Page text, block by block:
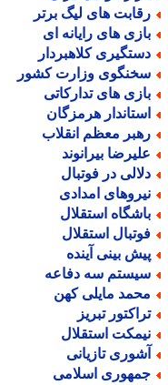
های لیگ برتر
های رایانه ای
کلاهبردار
وزارت کشور
های تدارکاتی
هرمزگان
معظم انقلاب
بیرانوند
در فوتبال
امدادی
استقلال
استقلال
بینی آینده
سه دفاعه
مایلی کهن
تبریز
استقلال
تازیانی
اسلامی